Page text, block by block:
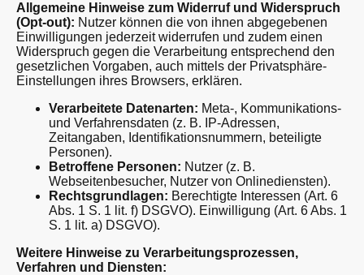
Allgemeine Hinweise zum Widerruf und Widerspruch
(Opt-out): Nutzer können die von ihnen abgegebenen
Einwilligungen jederzeit widerrufen und zudem einen
Widerspruch gegen die Verarbeitung entsprechend den
gesetzlichen Vorgaben, auch mittels der Privatsphäre-
Einstellungen ihres Browsers, erklären.
Verarbeitete Datenarten: Meta-, Kommunikations-
und Verfahrensdaten (z. B. IP-Adressen,
Zeitangaben, Identifikationsnummern, beteiligte
Personen).
Betroffene Personen: Nutzer (z. B.
Webseitenbesucher, Nutzer von Onlinediensten).
Rechtsgrundlagen: Berechtigte Interessen (Art. 6
Abs. 1 S. 1 lit. f) DSGVO). Einwilligung (Art. 6 Abs. 1
S. 1 lit. a) DSGVO).
Weitere Hinweise zu Verarbeitungsprozessen,
Verfahren und Diensten: